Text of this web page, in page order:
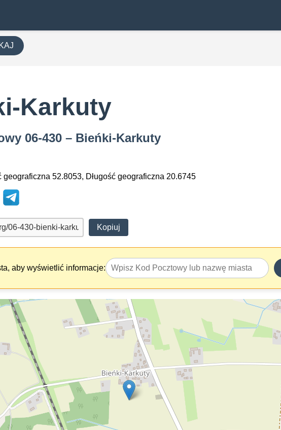
Karkuty
06-430 – Bieńki-Karkuty
geograficzna 52.8053, Długość geograficzna 20.6745
Kopiuj
aby wyświetlić informacje: